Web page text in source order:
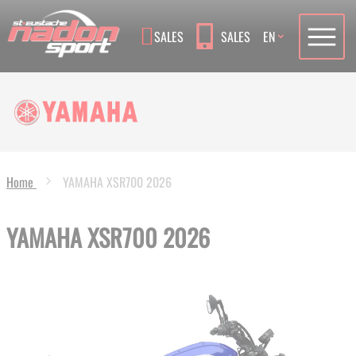
SALES SALES Language
EN
Home YAMAHA XSR700 2026
YAMAHA XSR700 2026